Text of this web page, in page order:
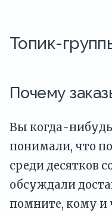
Топик-
Почему
Вы когда-
понимали, что
среди десятков
обсуждали
помните, кому и